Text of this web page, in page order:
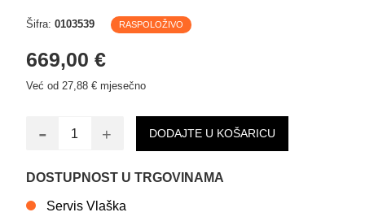
Šifra: 0103539 RASPOLOŽIVO
669,00 €
Već od 27,88 € mjesečno
- + DODAJTE U KOŠARICU
DOSTUPNOST U TRGOVINAMA
Servis Vlaška